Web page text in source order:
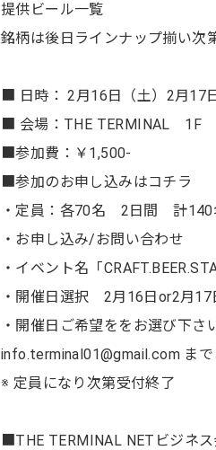
提供ビール一覧
銘柄は後日ラインナップ揃い次
■ 日時： 2月16日（土）2月17
■ 会場：THE TERMINAL 1F
■参加費：￥1,500-
■参加のお申し込みはコチラ
・定員：各70名 2日間 計140
・お申し込み/お問い合わせ
・イベント名「
・開催日選択 2月16日or2月17
・開催日ご希望ををお選び下
info.terminal01@gmail.com まで
※ 定員になり次第受付終了
■THE TERMINAL NETビジネ